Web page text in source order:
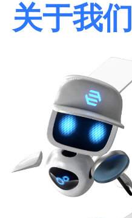
关于我们